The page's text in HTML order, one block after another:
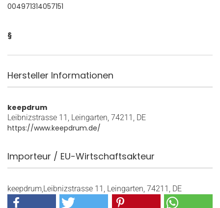
004971314057151
§
Hersteller Informationen
keepdrum
Leibnizstrasse 11, Leingarten, 74211, DE
https://www.keepdrum.de/
Importeur / EU-Wirtschaftsakteur
keepdrum,Leibnizstrasse 11, Leingarten, 74211, DE